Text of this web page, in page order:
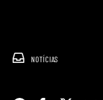
NOTÍCIAS